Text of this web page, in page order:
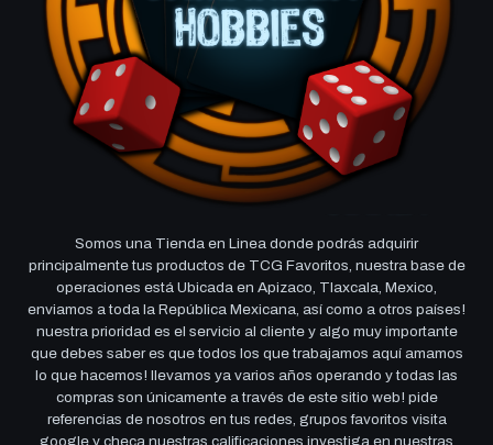
Somos una Tienda en Linea donde podrás adquirir
principalmente tus productos de TCG Favoritos, nuestra base de
operaciones está Ubicada en Apizaco, Tlaxcala, Mexico,
enviamos a toda la República Mexicana, así como a otros países!
nuestra prioridad es el servicio al cliente y algo muy importante
que debes saber es que todos los que trabajamos aquí amamos
lo que hacemos! llevamos ya varios años operando y todas las
compras son únicamente a través de este sitio web! pide
referencias de nosotros en tus redes, grupos favoritos visita
google y checa nuestras calificaciones investiga en nuestras